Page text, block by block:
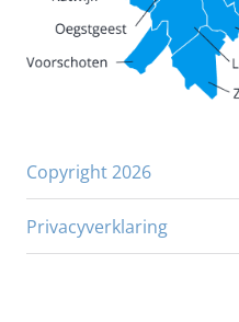
Copyright 2026
Privacyverklaring